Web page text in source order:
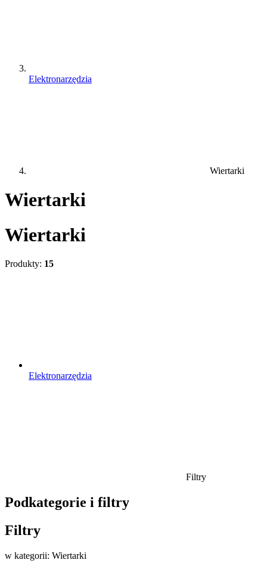
Elektronarzędzia
Wiertarki
Wiertarki
Wiertarki
Produkty: 15
Elektronarzędzia
Filtry
Podkategorie i filtry
Filtry
w kategorii: Wiertarki